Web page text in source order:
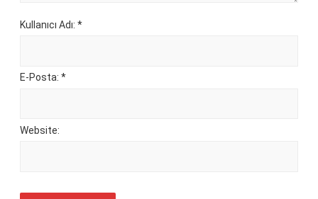
Kullanıcı Adı: *
E-Posta: *
Website: